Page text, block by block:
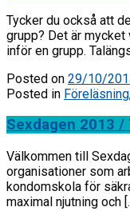
Tycker du också att
grupp? Det är
inför en grupp.
Posted on 29/10/
Posted in Föreläsning
Sexdagen 2013 /
Välkommen till
organisationer som
kondomskola för
maximal njutning och